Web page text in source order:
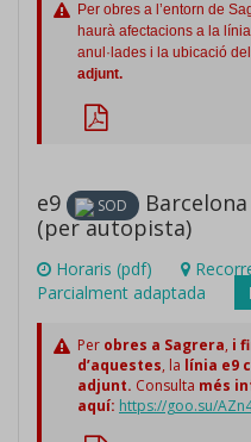
Per obres a l’entorn de
haurà afectacions a la
anul·lades i la ubicació
adjunt.
e9 SOD
(per autopista)
Horaris (pdf)
Parcialment adaptada
Per obres a Sagrera, i
d’aquestes, la línia e9
adjunt. Consulta més
aquí: https://goo.su/